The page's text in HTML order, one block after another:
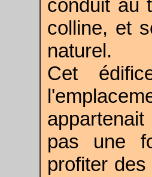
conduit au
colline, et
naturel.
Cet
pas une
profiter